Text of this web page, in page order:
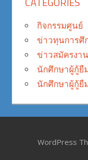
กิจกรรมศูนย์
ข่าวทุนการศึ
ข่าวสมัครงาน
นักศึกษาผู้กู้ยื
นักศึกษาผู้กู้ยื
WordPress